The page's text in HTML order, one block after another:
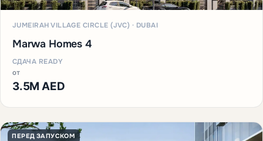
JUMEIRAH VILLAGE CIRCLE (JVC) · DUBAI
Marwa Homes 4
СДАЧА READY
от
3.5M AED
ПЕРЕД ЗАПУСКОМ